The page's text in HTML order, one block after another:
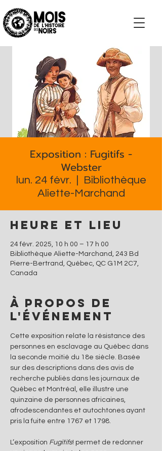
S'impliquer
Exposition : Fugitifs -
Webster
lun. 24 févr.
Bibliothèque
Aliette-Marchand
Heure et lieu
24 févr. 2025, 10 h 00 – 17 h 00
Bibliothèque Aliette-Marchand, 243 Bd
Pierre-Bertrand, Québec, QC G1M 2C7,
Canada
À propos de
l'événement
Cette exposition relate la résistance des
personnes en esclavage au Québec dans
la seconde moitié du 18e siècle. Basée
sur des descriptions dans des avis de
recherche publiés dans les journaux de
Québec et Montréal, elle illustre une
quinzaine de personnes africaines,
afrodescendantes et autochtones ayant
pris la fuite entre 1767 et 1798.
L’exposition Fugitifs! permet de redonner